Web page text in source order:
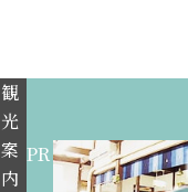
観
光
案
内
PR